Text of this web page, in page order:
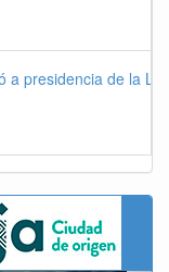
a presidencia de la